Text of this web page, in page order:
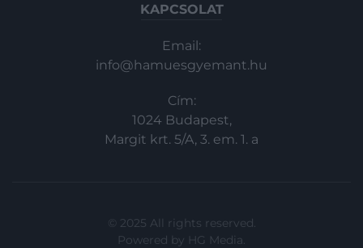
KAPCSOLAT
Email:
info@hamuesgyemant.hu
Cím:
1024 Budapest,
Margit krt. 5/A, 3. em. 1. a
© 2025 All rights reserved.
Powered by HG Media